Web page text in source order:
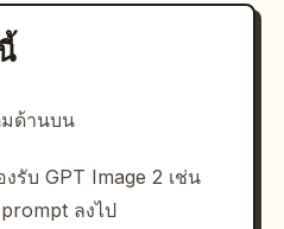
ด้านบน
รับ GPT Image 2 เช่น
ลงไป